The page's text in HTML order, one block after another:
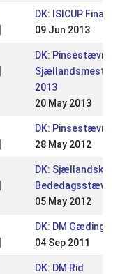
DK: ISICUP Finale
09 Jun 2013
DK: Pinsestævnet /
2013
20 May 2013
DK: Pinsestævne
28 May 2012
DK: Sjællandsk
Bededagsstævne
05 May 2012
DK: DM
04 Sep 2011
DK: DM Rid